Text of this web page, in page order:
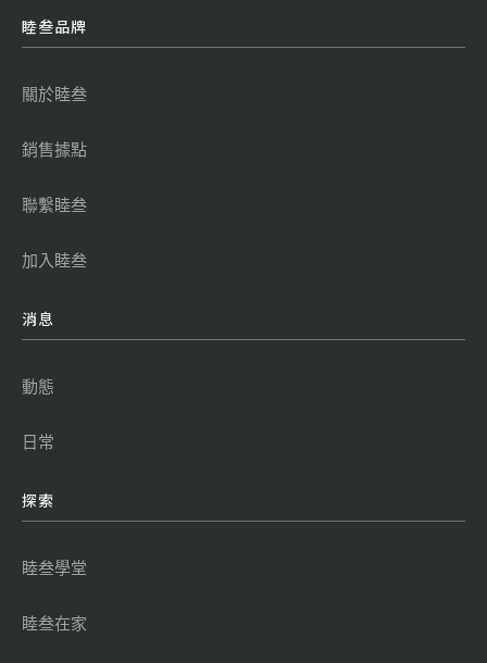
睦叁品牌
關於睦叁
銷售據點
聯繫睦叁
加入睦叁
消息
動態
日常
探索
睦叁學堂
睦叁在家